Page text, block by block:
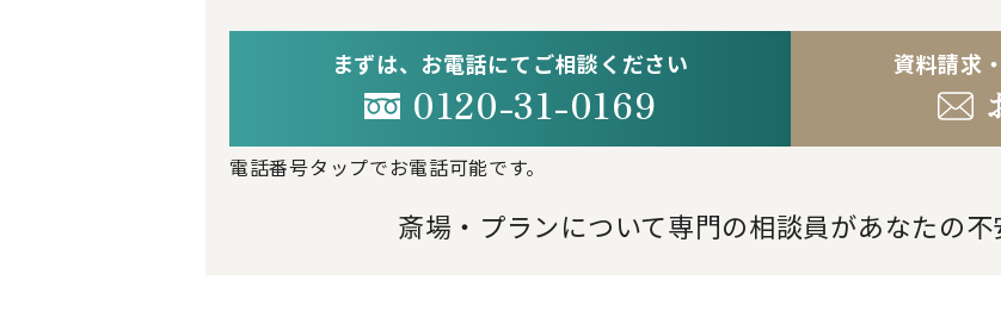
まずは、お電話にてご相談ください
0120-31-0169
電話番号タップでお電話可能です。
資料請求
斎場・プランについて専門の相談員があなたの不